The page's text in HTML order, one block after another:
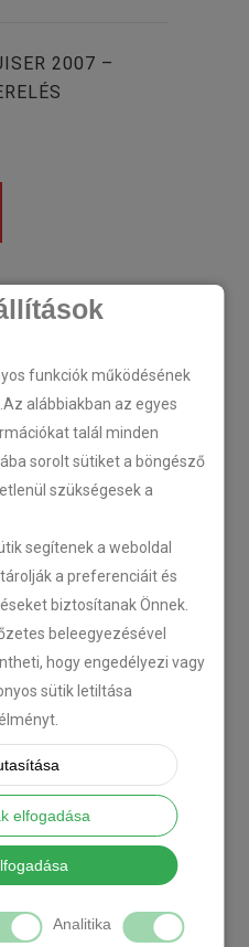
funkciók működésének
alábbiakban az egyes
talál minden
sorolt sütiket a böngésző
szükségesek a
segítenek a weboldal
a preferenciáit és
biztosítanak Önnek.
beleegyezésével
hogy engedélyezi vagy
sütik letiltása
elfogadása
Analitika
2007 –
tempomat ISUZU
teherautókhoz
MAX 2006 –
beszerelés
12
14